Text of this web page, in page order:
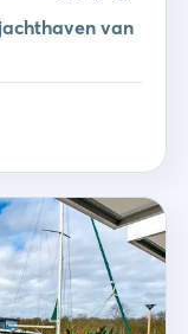
van